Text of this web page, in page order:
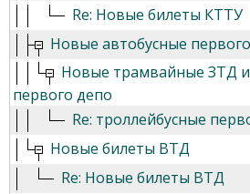
Re: Новые билеты КТТУ
Новые автобусные
Новые трамвайные ЗТД и
первого депо
Re: троллейбусные
Новые билеты ВТД
Re: Новые билеты ВТД